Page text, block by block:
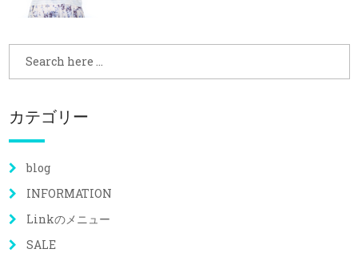
カテゴリー
blog
INFORMATION
Linkのメニュー
SALE